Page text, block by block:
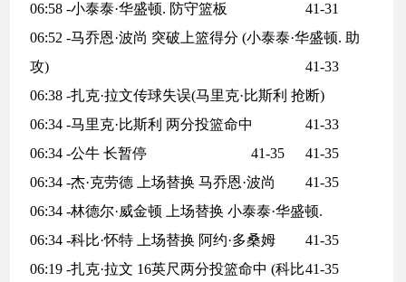
06:58 -小泰泰·华盛顿. 防守篮板
41-31
06:52 -马乔恩·波尚 突破上篮得分 (小泰泰·华盛顿. 助
攻)
41-33
06:38 -扎克·拉文传球失误(马里克·比斯利 抢断)
41-33
06:34 -马里克·比斯利 两分投篮命中
41-35
06:34 -公牛 长暂停
41-35
06:34 -杰·克劳德 上场替换 马乔恩·波尚
41-35
06:34 -林德尔·威金顿 上场替换 小泰泰·华盛顿.
41-35
06:34 -科比·怀特 上场替换 阿约·多桑姆
41-35
06:19 -扎克·拉文 16英尺两分投篮命中 (科比